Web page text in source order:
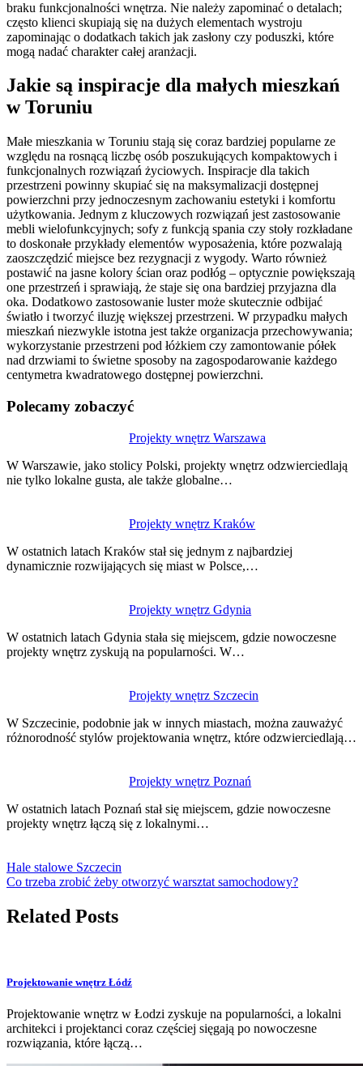
braku funkcjonalności wnętrza. Nie należy zapominać o detalach;
często klienci skupiają się na dużych elementach wystroju
zapominając o dodatkach takich jak zasłony czy poduszki, które
mogą nadać charakter całej aranżacji.
Jakie są inspiracje dla małych mieszkań
w Toruniu
Małe mieszkania w Toruniu stają się coraz bardziej popularne ze
względu na rosnącą liczbę osób poszukujących kompaktowych i
funkcjonalnych rozwiązań życiowych. Inspiracje dla takich
przestrzeni powinny skupiać się na maksymalizacji dostępnej
powierzchni przy jednoczesnym zachowaniu estetyki i komfortu
użytkowania. Jednym z kluczowych rozwiązań jest zastosowanie
mebli wielofunkcyjnych; sofy z funkcją spania czy stoły rozkładane
to doskonałe przykłady elementów wyposażenia, które pozwalają
zaoszczędzić miejsce bez rezygnacji z wygody. Warto również
postawić na jasne kolory ścian oraz podłóg – optycznie powiększają
one przestrzeń i sprawiają, że staje się ona bardziej przyjazna dla
oka. Dodatkowo zastosowanie luster może skutecznie odbijać
światło i tworzyć iluzję większej przestrzeni. W przypadku małych
mieszkań niezwykle istotna jest także organizacja przechowywania;
wykorzystanie przestrzeni pod łóżkiem czy zamontowanie półek
nad drzwiami to świetne sposoby na zagospodarowanie każdego
centymetra kwadratowego dostępnej powierzchni.
Polecamy zobaczyć
Projekty wnętrz Warszawa
W Warszawie, jako stolicy Polski, projekty wnętrz odzwierciedlają
nie tylko lokalne gusta, ale także globalne…
Projekty wnętrz Kraków
W ostatnich latach Kraków stał się jednym z najbardziej
dynamicznie rozwijających się miast w Polsce,…
Projekty wnętrz Gdynia
W ostatnich latach Gdynia stała się miejscem, gdzie nowoczesne
projekty wnętrz zyskują na popularności. W…
Projekty wnętrz Szczecin
W Szczecinie, podobnie jak w innych miastach, można zauważyć
różnorodność stylów projektowania wnętrz, które odzwierciedlają…
Projekty wnętrz Poznań
W ostatnich latach Poznań stał się miejscem, gdzie nowoczesne
projekty wnętrz łączą się z lokalnymi…
wpisu
Hale stalowe Szczecin
Co trzeba zrobić żeby otworzyć warsztat samochodowy?
Related Posts
Projektowanie wnętrz Łódź
Projektowanie wnętrz w Łodzi zyskuje na popularności, a lokalni
architekci i projektanci coraz częściej sięgają po nowoczesne
rozwiązania, które łączą…